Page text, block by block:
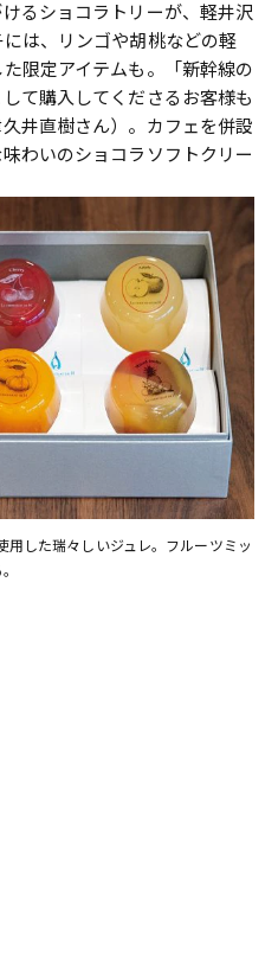
るショコラトリーが、軽井沢
は、リンゴや胡桃などの軽
限定アイテムも。「新幹線の
て購入してくださるお客様も
井直樹さん）。カフェを併設
わいのショコラソフトクリー
用した瑞々しいジュレ。フルーツミッ